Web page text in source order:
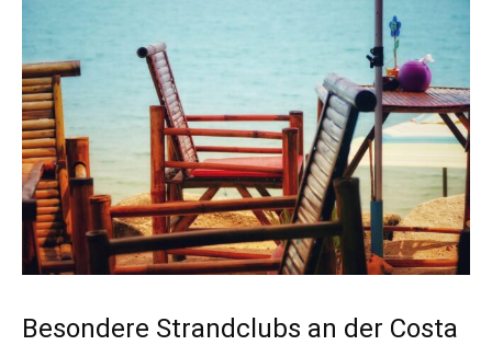
Besondere Strandclubs an der Costa